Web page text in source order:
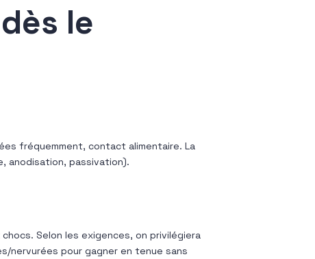
le
fréquemment, contact alimentaire. La
anodisation, passivation).
Selon les exigences, on privilégiera
nervurées pour gagner en tenue sans